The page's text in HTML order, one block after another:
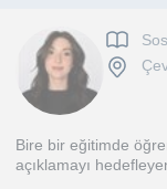
Bire bir eğitimde
açıklamayı